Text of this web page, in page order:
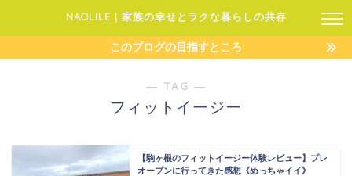
NAOLILE｜家族の幸せとラクな暮らしの共存
このブログの目指すところ
― TAG ―
フィットイージー
【駒ヶ根のフィットイージー体験レビュー】プレ
オープンに行ってきた感想《めっちゃイイ》